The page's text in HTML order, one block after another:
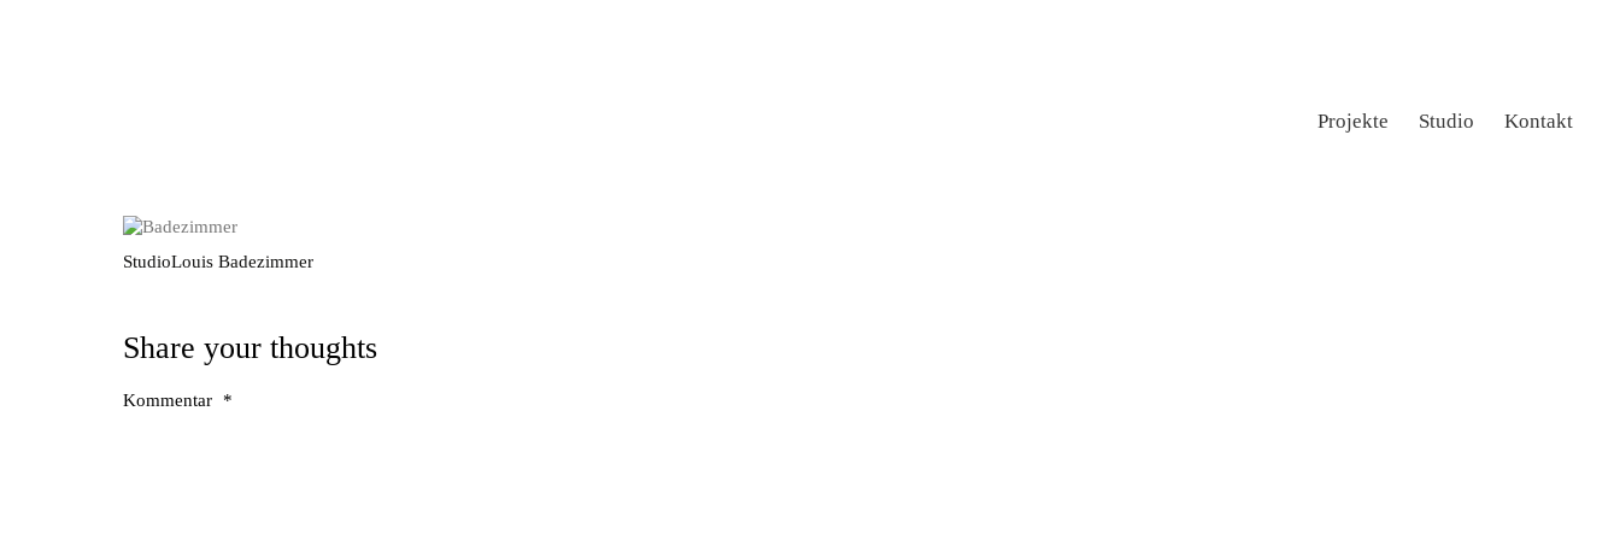
Projekte Studio Kontakt
StudioLouis Badezimmer
Share your thoughts
Kommentar *